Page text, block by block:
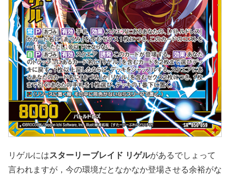
リゲルにはスターリーブレイド リゲルがあるでしょって
言われますが，今の環境だとなかなか登場させる余裕がな